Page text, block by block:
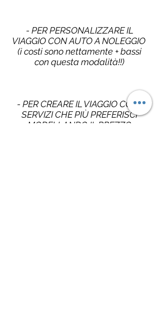
- PER PERSONALIZZARE IL
VIAGGIO CON AUTO A NOLEGGIO
(i costi sono nettamente + bassi
con questa modalità!!)
- PER CREARE IL VIAGGIO CON I
SERVIZI CHE PIÙ PREFERISCI
MODELLANDO IL PREZZO